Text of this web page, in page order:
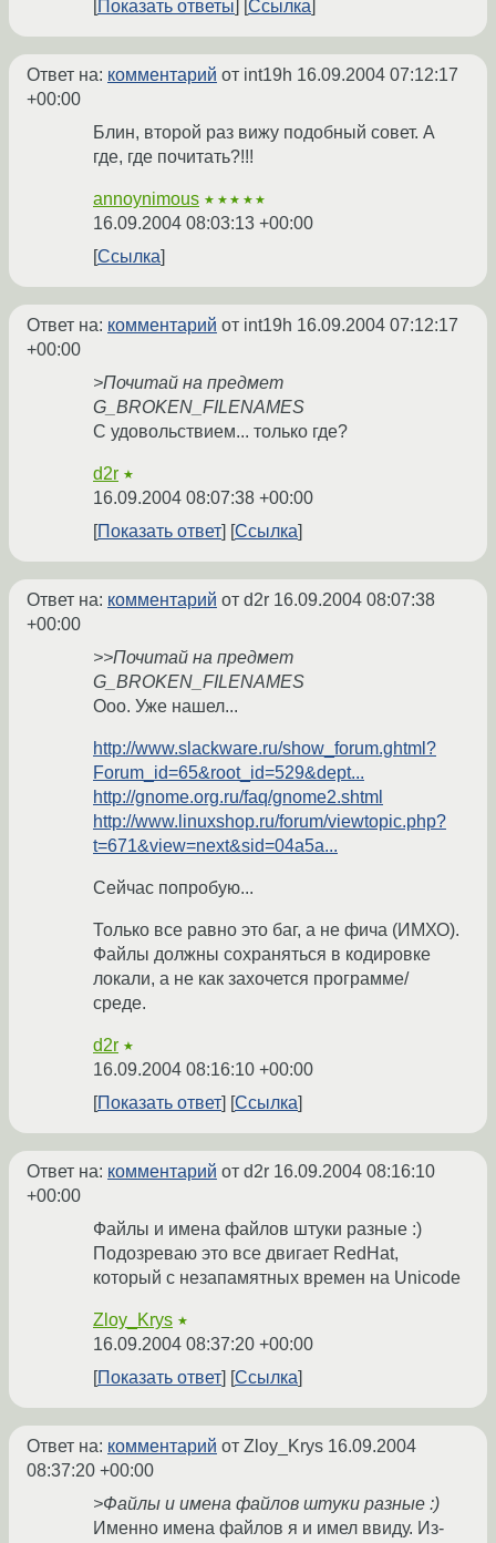
Показать ответы Ссылка
Ответ на: комментарий от int19h 16.09.2004 07:12:17
+00:00
Блин, второй раз вижу подобный совет. А
где, где почитать?!!!
annoynimous ★★★★★
16.09.2004 08:03:13 +00:00
Ссылка
Ответ на: комментарий от int19h 16.09.2004 07:12:17
+00:00
>Почитай на предмет
G_BROKEN_FILENAMES
С удовольствием... только где?
d2r ★
16.09.2004 08:07:38 +00:00
Показать ответ
Ссылка
Ответ на: комментарий от d2r 16.09.2004 08:07:38
+00:00
>>Почитай на предмет
G_BROKEN_FILENAMES
Ооо. Уже нашел...
http://www.slackware.ru/show_forum.ghtml?
Forum_id=65&root_id=529&dept...
http://gnome.org.ru/faq/gnome2.shtml
http://www.linuxshop.ru/forum/viewtopic.php?
t=671&view=next&sid=04a5a...
Сейчас попробую...
Только все равно это баг, а не фича (ИМХО).
Файлы должны сохраняться в кодировке
локали, а не как захочется программе/
среде.
d2r ★
16.09.2004 08:16:10 +00:00
Показать ответ
Ссылка
Ответ на: комментарий от d2r 16.09.2004 08:16:10
+00:00
Файлы и имена файлов штуки разные :)
Подозреваю это все двигает RedHat,
который с незапамятных времен на Unicode
Zloy_Krys ★
16.09.2004 08:37:20 +00:00
Показать ответ
Ссылка
Ответ на: комментарий от Zloy_Krys 16.09.2004
08:37:20 +00:00
>Файлы и имена файлов штуки разные :)
Именно имена файлов я и имел ввиду. Из-